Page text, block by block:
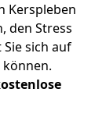
Kerspleben
den Stress
sich auf